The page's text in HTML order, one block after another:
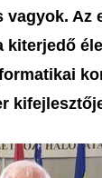
Az
kiterjedő